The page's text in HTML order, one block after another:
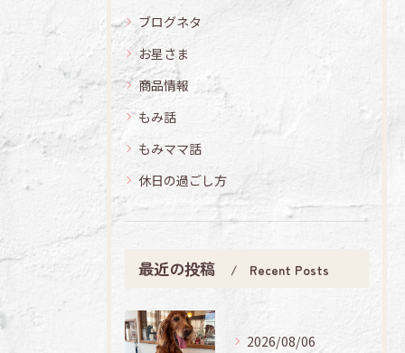
ブログネタ
お星さま
商品情報
もみ話
もみママ話
休日の過ごし方
最近の投稿 Recent Posts
2026/08/06